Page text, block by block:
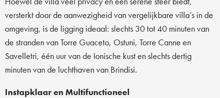
versterkt door de aanwezigheid van vergelijkbare villa’s in de
omgeving, is de ligging ideaal: slechts 30 tot 40 minuten van
de stranden van Torre Guaceto, Ostuni, Torre Canne en
Savelletri, één uur van de Ionische kust en slechts dertig
minuten van de luchthaven van Brindisi.
Instapklaar en Multifunctioneel